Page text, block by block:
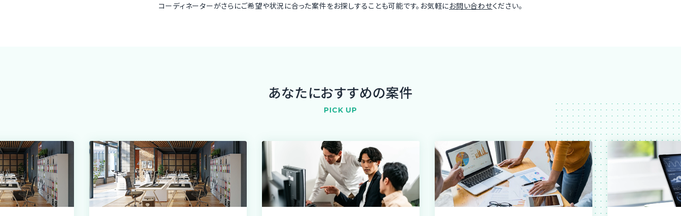
コーディネーターがさらにご希望や状況に合った案件をお探しすることも可能です。お気軽にお問い合わせください。
あなたにおすすめの案件
PICK UP